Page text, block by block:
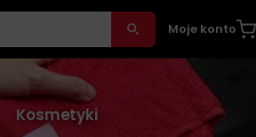
Moje konto
Kosmetyki